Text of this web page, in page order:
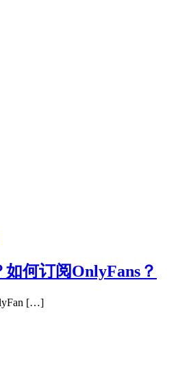
何订阅OnlyFans？
[…]